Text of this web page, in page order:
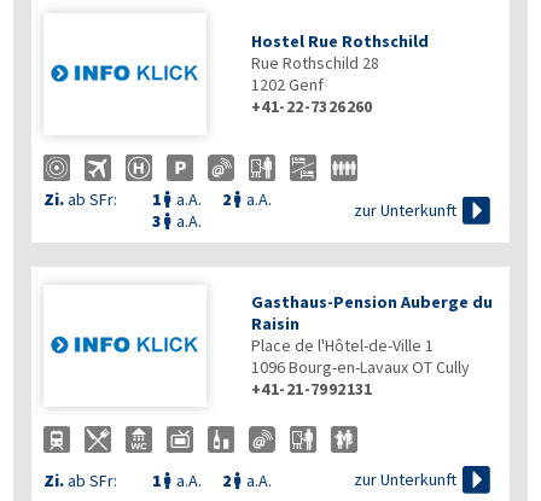
Hostel Rue Rothschild
Rue Rothschild 28
1202Genf
+41-22-7326260
Zi.ab SFr: 1  a.A. 2  a.A.
3  a.A.
zur Unterkunft 
Gasthaus-Pension Auberge du
Raisin
Place de l'Hôtel-de-Ville 1
1096Bourg-en-Lavaux OT Cully
+41-21-7992131
Zi.ab SFr: 1  a.A. 2  a.A. zur Unterkunft 